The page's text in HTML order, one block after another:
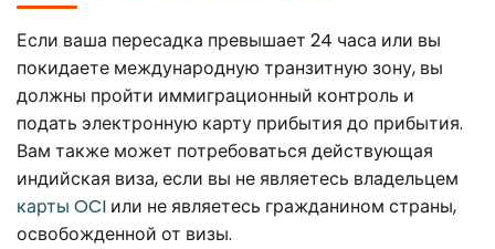
Если ваша пересадка превышает 24 часа или вы
покидаете международную транзитную зону, вы
должны пройти иммиграционный контроль и
подать электронную карту прибытия до прибытия.
Вам также может потребоваться действующая
индийская виза, если вы не являетесь владельцем
карты OCI или не являетесь гражданином страны,
освобожденной от визы.